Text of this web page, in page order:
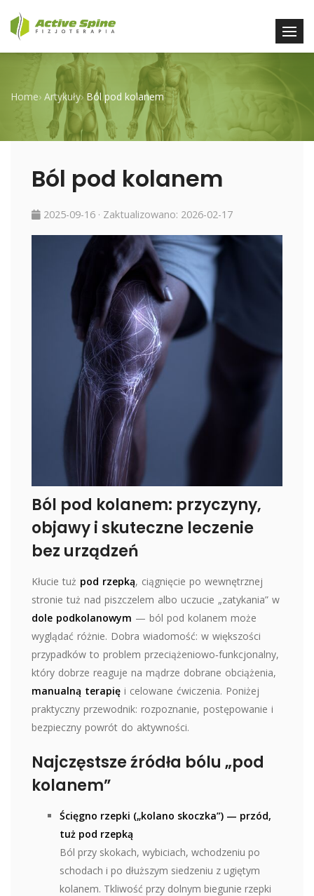
Home› Artykuły› Ból pod kolanem
Ból pod kolanem
2025-09-16 · Zaktualizowano: 2026-02-17
Ból pod kolanem: przyczyny,
objawy i skuteczne leczenie
bez urządzeń
Kłucie tuż pod rzepką, ciągnięcie po wewnętrznej
stronie tuż nad piszczelem albo uczucie „zatykania” w
dole podkolanowym — ból pod kolanem może
wyglądać różnie. Dobra wiadomość: w większości
przypadków to problem przeciążeniowo‑funkcjonalny,
który dobrze reaguje na mądrze dobrane obciążenia,
manualną terapię i celowane ćwiczenia. Poniżej
praktyczny przewodnik: rozpoznanie, postępowanie i
bezpieczny powrót do aktywności.
Najczęstsze źródła bólu „pod
kolanem”
Ścięgno rzepki („kolano skoczka”) — przód,
tuż pod rzepką
Ból przy skokach, wybiciach, wchodzeniu po
schodach i po dłuższym siedzeniu z ugiętym
kolanem. Tkliwość przy dolnym biegunie rzepki